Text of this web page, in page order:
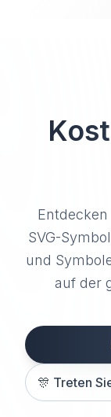
SVG-
und
auf der
🎊 Treten